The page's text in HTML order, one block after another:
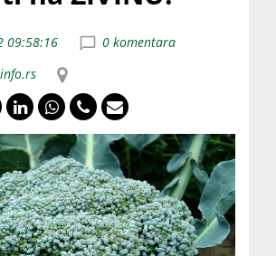
09:58:16
0 komentara